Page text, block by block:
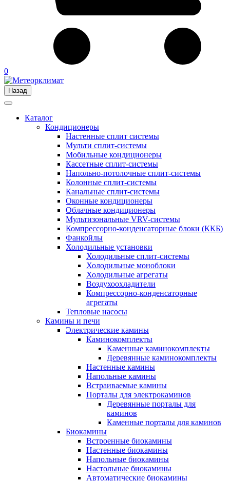
0
Назад
Каталог
Кондиционеры
Настенные сплит системы
Мульти сплит-системы
Мобильные кондиционеры
Кассетные сплит-системы
Напольно-потолочные сплит-системы
Колонные сплит-системы
Канальные сплит-системы
Оконные кондиционеры
Облачные кондиционеры
Мультизональные VRV-системы
Компрессорно-конденсаторные блоки (ККБ)
Фанкойлы
Холодильные установки
Холодильные сплит-системы
Холодильные моноблоки
Холодильные агрегаты
Воздухоохладители
Компрессорно-конденсаторные
агрегаты
Тепловые насосы
Камины и печи
Электрические камины
Каминокомплекты
Каменные каминокомплекты
Деревянные каминокомплекты
Настенные камины
Напольные камины
Встраиваемые камины
Порталы для электрокаминов
Деревянные порталы для
каминов
Каменные порталы для каминов
Биокамины
Встроенные биокамины
Настенные биокамины
Напольные биокамины
Настольные биокамины
Автоматические биокамины